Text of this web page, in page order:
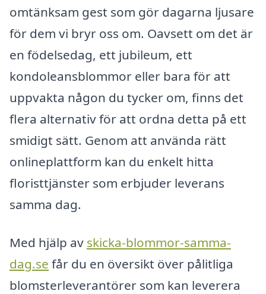
omtänksam gest som gör dagarna ljusare
för dem vi bryr oss om. Oavsett om det är
en födelsedag, ett jubileum, ett
kondoleansblommor eller bara för att
uppvakta någon du tycker om, finns det
flera alternativ för att ordna detta på ett
smidigt sätt. Genom att använda rätt
onlineplattform kan du enkelt hitta
floristtjänster som erbjuder leverans
samma dag.
Med hjälp av skicka-blommor-samma-
dag.se får du en översikt över pålitliga
blomsterleverantörer som kan leverera